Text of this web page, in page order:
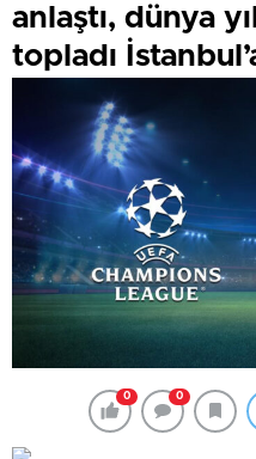
anlaştı, dünya
topladı
0 0